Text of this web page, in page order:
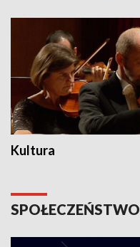
Kultura
SPOŁECZEŃSTWO